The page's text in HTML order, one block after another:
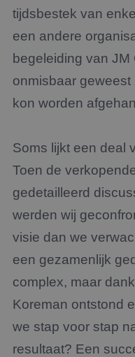
tijdsbestek van
een andere
begeleiding van
onmisbaar
kon worden
Soms lijkt een deal
Toen de
gedetailleerd
werden wij
visie dan we
een gezamenlijk
complex, maar
Koreman ontstond
we stap voor stap
resultaat? Een